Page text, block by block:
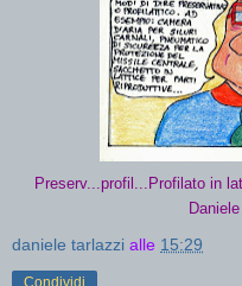
Preserv...profil...Profilato in
daniele tarlazzi alle 15:29
Condividi